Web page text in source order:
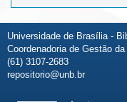
Universidade de Brasília -
Coordenadoria de Gestão
(61) 3107-2683
repositorio@unb.br